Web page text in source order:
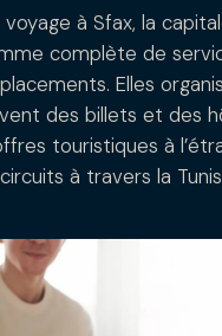
à Sfax, la
complète de
Elles
des billets et des
touristiques à
à travers la